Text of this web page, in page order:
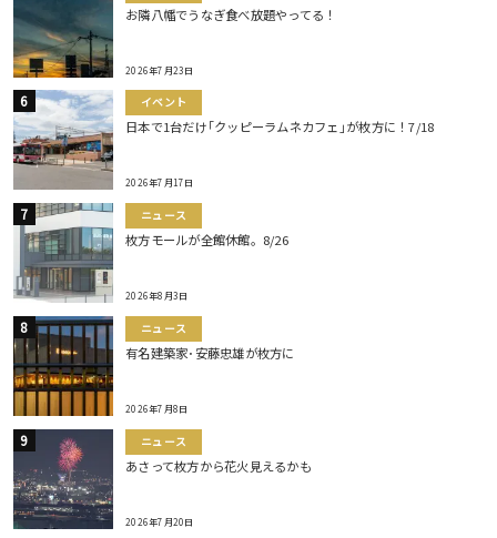
お隣八幡でうなぎ食べ放題やってる！
2026年7月23日
イベント
日本で1台だけ｢クッピーラムネカフェ｣が枚方に！7/18
2026年7月17日
ニュース
枚方モールが全館休館。8/26
2026年8月3日
ニュース
有名建築家･安藤忠雄が枚方に
2026年7月8日
ニュース
あさって枚方から花火見えるかも
2026年7月20日